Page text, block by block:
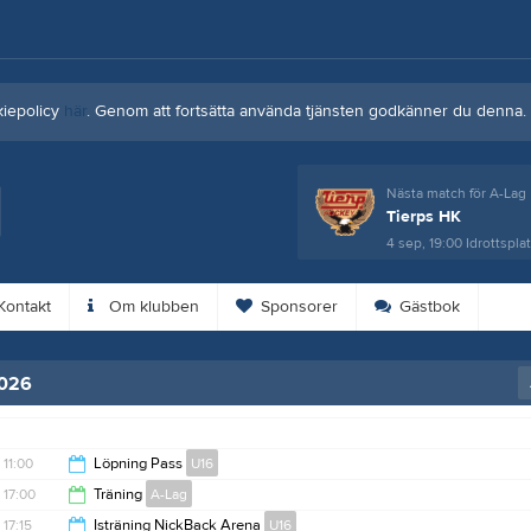
här. Genom att fortsätta använda tjänsten godkänner du denna.
Nästa match för A-Lag
Tierps HK
4 sep, 19:00
Om klubben Sponsorer Gästbok
11:00 Löpning Pass U16
12:00
17:00 Träning A-Lag
Sporthuset Gävle Strand
17:15 Isträning NickBack Arena U16